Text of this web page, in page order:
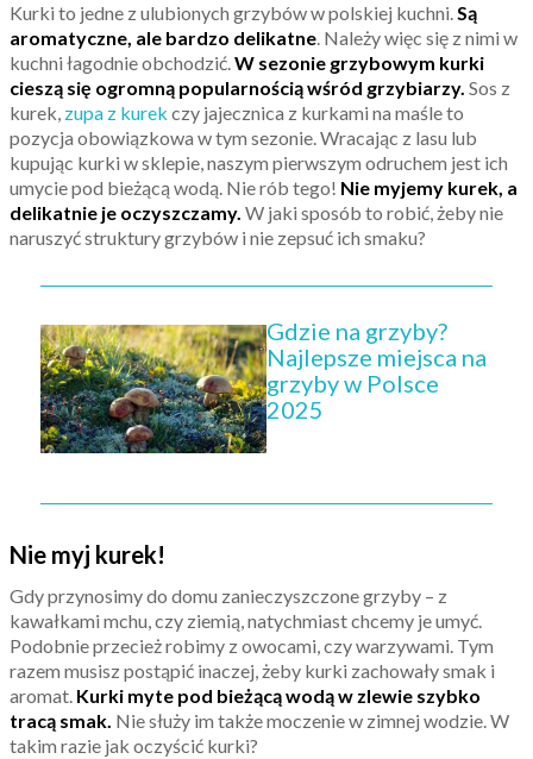
Kurki to jedne z ulubionych grzybów w polskiej kuchni.Są
aromatyczne, ale bardzo delikatne. Należy więc się z nimi w
kuchni łagodnie obchodzić.W sezonie grzybowym kurki
cieszą się ogromną popularnością wśród grzybiarzy. Sos z
kurek, zupa z kurek czy jajecznica z kurkami na maśle to
pozycja obowiązkowa w tym sezonie. Wracając z lasu lub
kupując kurki w sklepie, naszym pierwszym odruchem jest ich
umycie pod bieżącą wodą. Nie rób tego! Nie myjemy kurek, a
delikatnie je oczyszczamy. W jaki sposób to robić, żeby nie
naruszyć struktury grzybów i nie zepsuć ich smaku?
Gdzie na grzyby?
Najlepsze miejsca na
grzyby w Polsce
2025
Nie myj kurek!
Gdy przynosimy do domu zanieczyszczone grzyby – z
kawałkami mchu, czy ziemią, natychmiast chcemy je umyć.
Podobnie przecież robimy z owocami, czy warzywami. Tym
razem musisz postąpić inaczej, żeby kurki zachowały smak i
aromat. Kurki myte pod bieżącą wodą w zlewie szybko
tracą smak. Nie służy im także moczenie w zimnej wodzie. W
takim razie jak oczyścić kurki?